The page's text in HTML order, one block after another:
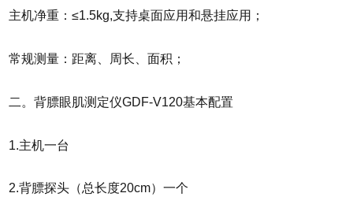
主机净重：≤1.5kg,支持桌面应用和悬挂应用；
常规测量：距离、周长、面积；
二。背膘眼肌测定仪GDF-V120基本配置
1.主机一台
2.背膘探头（总长度20cm）一个